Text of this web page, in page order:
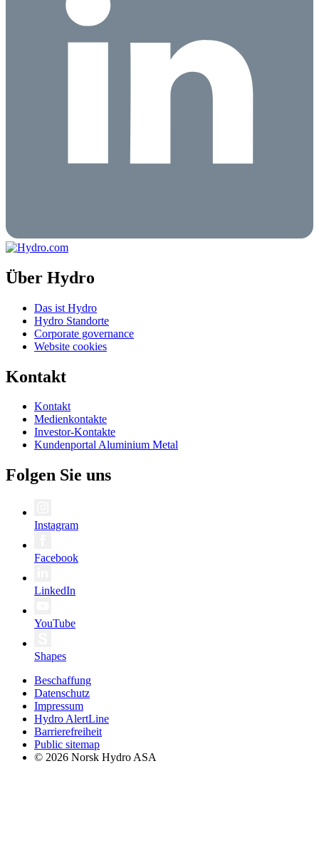
Über Hydro
Das ist Hydro
Hydro Standorte
Corporate governance
Website cookies
Kontakt
Kontakt
Medienkontakte
Investor-Kontakte
Kundenportal Aluminium Metal
Folgen Sie uns
Instagram
Facebook
LinkedIn
YouTube
Shapes
Beschaffung
Datenschutz
Impressum
Hydro AlertLine
Barrierefreiheit
Public sitemap
© 2026 Norsk Hydro ASA